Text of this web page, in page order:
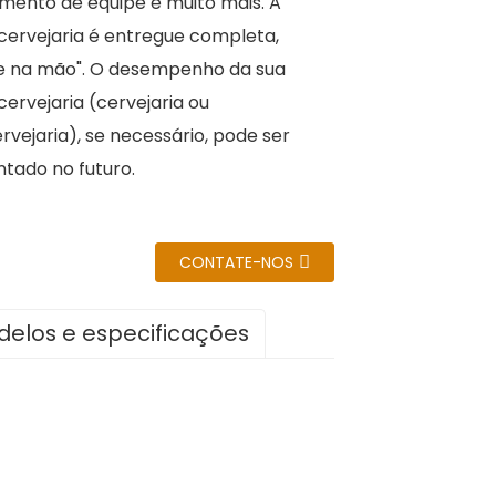
é entregue completa,
na mão". O desempenho da sua
(cervejaria ou
se necessário, pode ser
no futuro.
CONTATE-NOS
e especificações